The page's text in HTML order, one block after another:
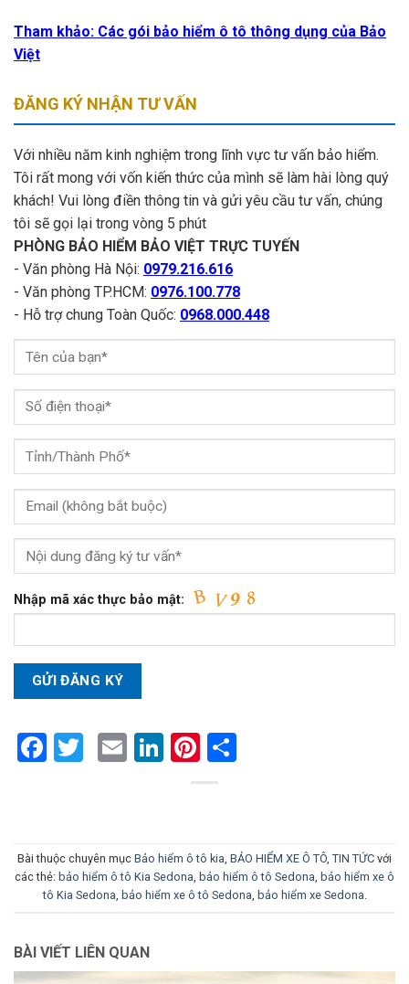
Tham khảo: Các gói bảo hiểm ô tô thông dụng của Bảo
Việt
ĐĂNG KÝ NHẬN TƯ VẤN
Với nhiều năm kinh nghiệm trong lĩnh vực tư vấn bảo hiểm.
Tôi rất mong với vốn kiến thức của mình sẽ làm hài lòng quý
khách! Vui lòng điền thông tin và gửi yêu cầu tư vấn, chúng
tôi sẽ gọi lại trong vòng 5 phút
PHÒNG BẢO HIỂM BẢO VIỆT TRỰC TUYẾN
- Văn phòng Hà Nội: 0979.216.616
- Văn phòng TP.HCM: 0976.100.778
- Hỗ trợ chung Toàn Quốc: 0968.000.448
Nhập mã xác thực bảo mật:
Facebook
Twitter
EmailLinkedIn
Pinterest
Bài thuộc chuyên mục Bảo hiểm ô tô kia BẢO HIỂM XE Ô TÔ TIN TỨC với
các thẻ: bảo hiểm ô tô Kia Sedona bảo hiểm ô tô Sedona bảo hiểm xe ô
tô Kia Sedona bảo hiểm xe ô tô Sedona bảo hiểm xe Sedona
BÀI VIẾT LIÊN QUAN